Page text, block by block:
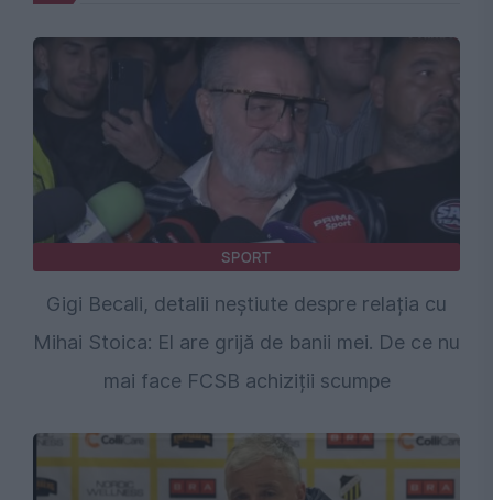
SPORT
Gigi Becali, detalii neștiute despre relația cu
Mihai Stoica: El are grijă de banii mei. De ce nu
mai face FCSB achiziții scumpe